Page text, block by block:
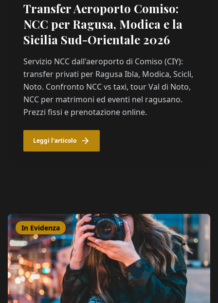
Transfer Aeroporto Comiso:
NCC per Ragusa, Modica e la
Sicilia Sud-Orientale 2026
Servizio NCC dall'aeroporto di Comiso (CIY):
transfer privati per Ragusa Ibla, Modica, Scicli,
Noto. Confronto NCC vs taxi, tour Val di Noto,
NCC per matrimoni ed eventi nel ragusano.
Prezzi fissi e prenotazione online.
Leggi l'articolo
In Evidenza